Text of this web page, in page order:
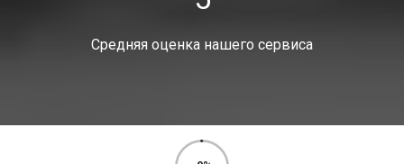
Средняя оценка нашего сервиса